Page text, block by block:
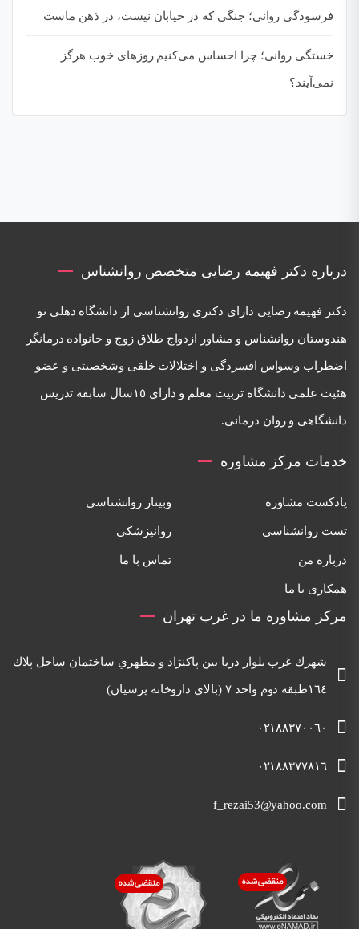
فرسودگی روانی؛ جنگی که در خیابان نیست، در ذهن ماست
خستگی روانی؛ چرا احساس می‌کنیم روزهای خوب هرگز
نمی‌آیند؟
درباره دکتر فهیمه رضایی متخصص روانشناس
دكتر فهيمه رضايی دارای دكتری روانشناسی از دانشگاه دهلی نو
هندوستان روانشناس و مشاور ازدواج طلاق زوج و خانواده درمانگر
اضطراب وسواس افسردگی و اختلالات خلقی وشخصيتی و عضو
هئيت علمی دانشگاه تربيت معلم و داراي ١٥سال سابقه تدريس
دانشگاهی و روان درمانی.
خدمات مرکز مشاوره
پادکست مشاوره وبینار روانشناسی
تست روانشناسی روانپزشکی
درباره من تماس با ما
همکاری با ما
مرکز مشاوره ما در غرب تهران
شهرك غرب بلوار دريا بين پاكنژاد و مطهري ساختمان ساحل پلاك
١٦٤طبقه دوم واحد ٧ (بالاي داروخانه پرسيان)
٠٢١٨٨٣٧٠٠٦٠
٠٢١٨٨٣٧٧٨١٦
f_rezai53@yahoo.com